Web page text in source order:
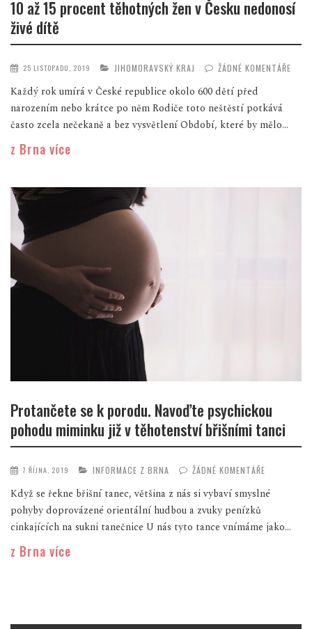
10 až 15 procent těhotných žen v Česku nedonosí
živé dítě
25 LISTOPADU, 2019 JIHOMORAVSKÝ KRAJ ŽÁDNÉ KOMENTÁŘE
Každý rok umírá v České republice okolo 600 dětí před
narozením nebo krátce po něm Rodiče toto neštěstí potkává
často zcela nečekaně a bez vysvětlení Období, které by mělo...
z Brna více
Protančete se k porodu. Navoďte psychickou
pohodu miminku již v těhotenství břišními tanci
7 ŘÍJNA, 2019 INFORMACE Z BRNA ŽÁDNÉ KOMENTÁŘE
Když se řekne břišní tanec, většina z nás si vybaví smyslné
pohyby doprovázené orientální hudbou a zvuky penízků
cinkajících na sukni tanečnice U nás tyto tance vnímáme jako...
z Brna více